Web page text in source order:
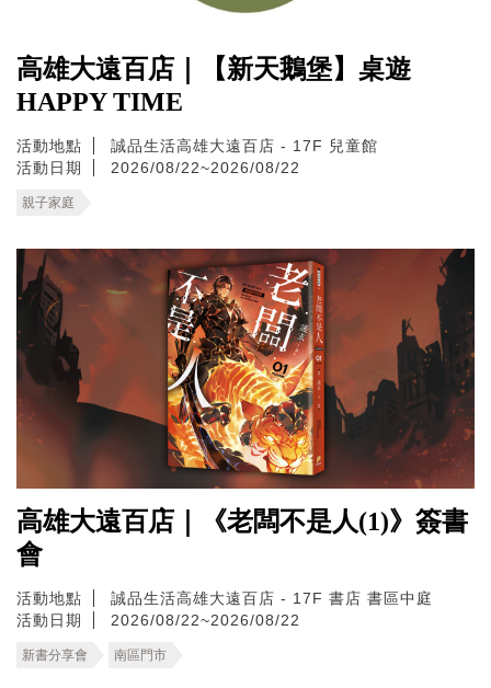
高雄大遠百店｜【新天鵝堡】桌遊
HAPPY TIME
活動地點
誠品生活高雄大遠百店 - 17F 兒童館
活動日期
2026/08/22~2026/08/22
親子家庭
高雄大遠百店｜《老闆不是人(1)》簽書
會
活動地點
誠品生活高雄大遠百店 - 17F 書店 書區中庭
活動日期
2026/08/22~2026/08/22
新書分享會 南區門市